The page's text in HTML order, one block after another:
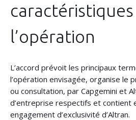
l’opération
L’accord prévoit les principaux
l’opération envisagée, organise le
ou consultation, par Capgemini et
d’entreprise respectifs et contient
engagement d’exclusivité d’Altran.